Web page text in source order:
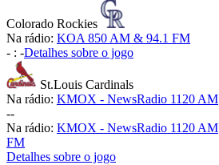
Colorado Rockies
Na rádio: KOA 850 AM & 94.1 FM
- : -Detalhes sobre o jogo
St.Louis Cardinals
Na rádio: KMOX - NewsRadio 1120 AM
--
Na rádio: KMOX - NewsRadio 1120 AM
FM
Detalhes sobre o jogo